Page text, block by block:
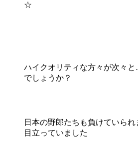
☆
ハイクオリティな方々が次々
でしょうか？
日本の野郎たちも負けていら
目立っていました